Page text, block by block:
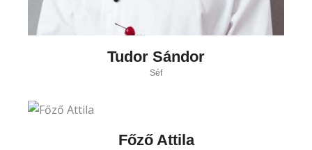
Tudor Sándor
Séf
Főző Attila